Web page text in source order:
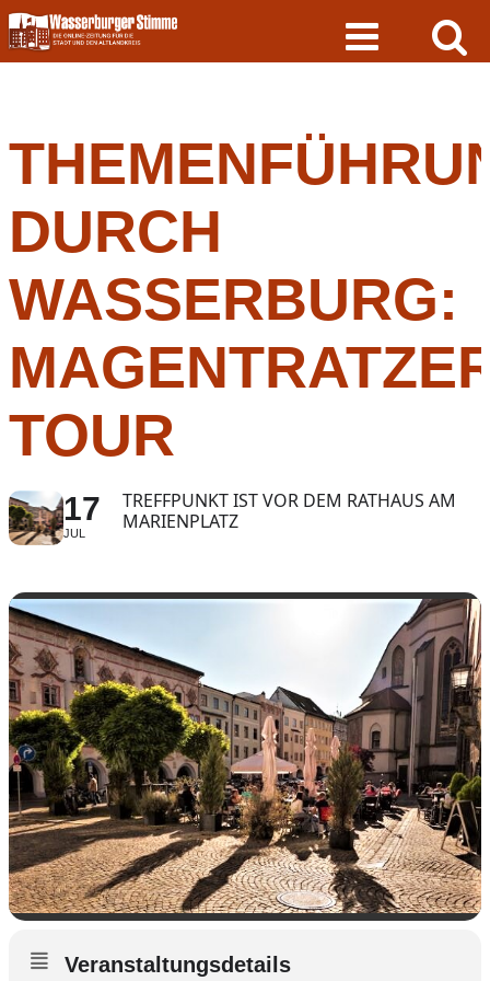
Skip
to
content
DURCH
WASSERBURG:
TOUR
17
JUL
TREFFPUNKT IST VOR DEM RATHAUS AM
MARIENPLATZ
Veranstaltungsdetails